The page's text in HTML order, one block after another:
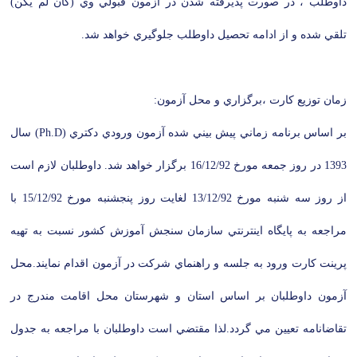
تلقي شده و از ادامه تحصيل داوطلب جلوگيري خواهد شد.
زمان توزيع كارت ،برگزاري و محل آزمون:
بر اساس برنامه زماني پيش بيني شده آزمون ورودي دكتري (Ph.D) سال
1393 در روز جمعه مورخ 16/12/92 برگزار خواهد شد. داوطلبان لازم است
از روز سه شنبه مورخ 13/12/92 لغايت روز پنجشنبه مورخ 15/12/92 با
مراجعه به پايگاه اينترنتي سازمان سنجش آموزش كشور نسبت به تهيه
پرينت كارت ورود به جلسه و راهنماي شركت در آزمون اقدام نمايند.محل
آزمون داوطلبان بر اساس استان و شهرستان محل اقامت مندرج در
تقاضانامه تعيين مي گردد.لذا مقتضي است داوطلبان با مراجعه به جدول